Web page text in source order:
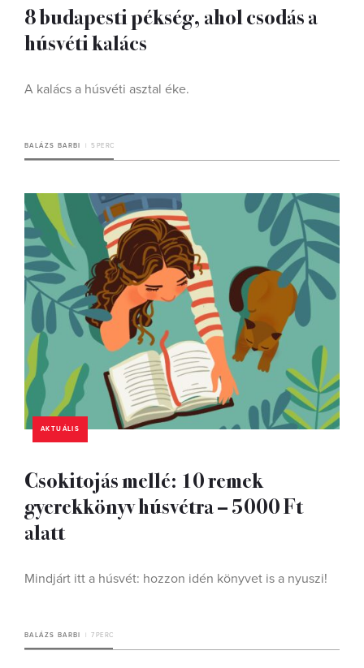
8 budapesti pékség, ahol csodás a
húsvéti kalács
A kalács a húsvéti asztal éke.
BALÁZS BARBI 5 PERC
AKTUÁLIS
Csokitojás mellé: 10 remek
gyerekkönyv húsvétra – 5000 Ft
alatt
Mindjárt itt a húsvét: hozzon idén könyvet is a nyuszi!
BALÁZS BARBI 7 PERC